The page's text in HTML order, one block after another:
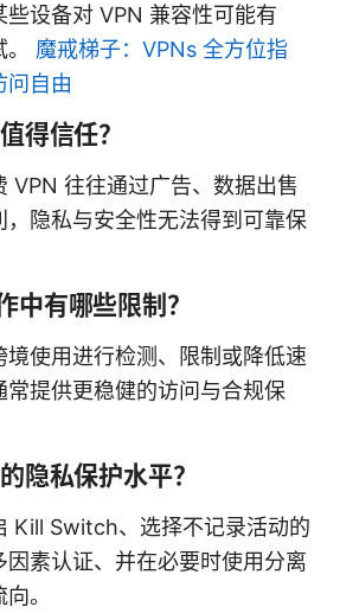
设备对 VPN 兼容性可能有
魔戒梯子：VPNs 全方位指
问自由
得信任？
VPN 往往通过广告、数据出售
，隐私与安全性无法得到可靠保
中有哪些限制？
境使用进行检测、限制或降低速
常提供更稳健的访问与合规保
隐私保护水平？
Kill Switch、选择不记录活动的
因素认证、并在必要时使用分离
。